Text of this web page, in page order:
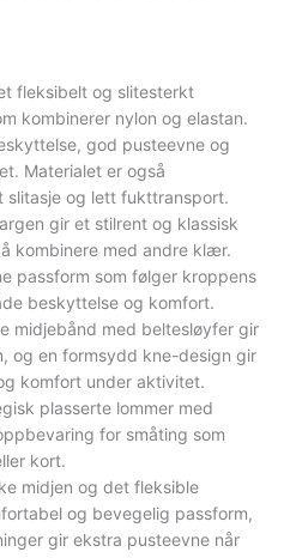
fleksibelt og slitesterkt
kombinerer nylon og elastan.
god pusteevne og
Materialet er også
slitasje og lett fukttransport.
gir et stilrent og klassisk
kombinere med andre klær.
passform som følger kroppens
beskyttelse og komfort.
midjebånd med beltesløyfer gir
og en formsydd kne-design gir
komfort under aktivitet.
plasserte lommer med
for småting som
kort.
midjen og det fleksible
og bevegelig passform,
gir ekstra pusteevne når